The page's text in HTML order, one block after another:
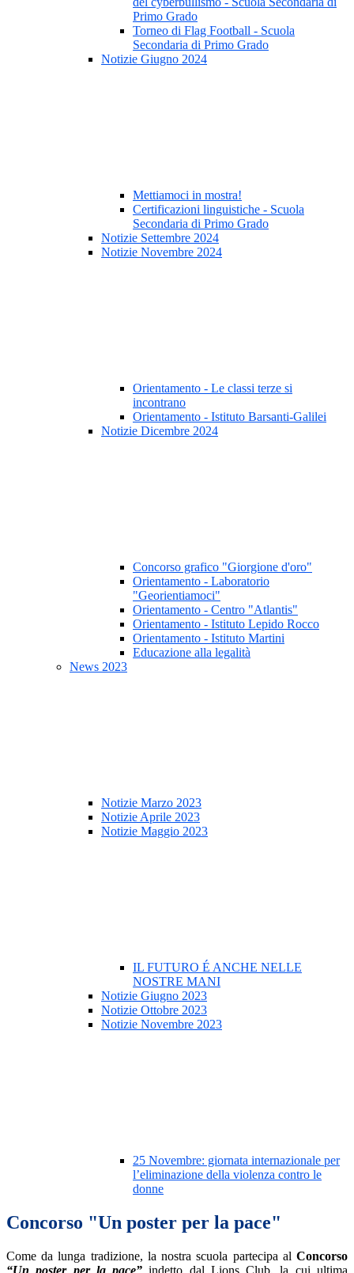
Primo Grado
Torneo di Flag Football - Scuola
Secondaria di Primo Grado
Notizie Giugno 2024
Mettiamoci in mostra!
Certificazioni linguistiche - Scuola
Secondaria di Primo Grado
Notizie Settembre 2024
Notizie Novembre 2024
Orientamento - Le classi terze si
incontrano
Orientamento - Istituto Barsanti-Galilei
Notizie Dicembre 2024
Concorso grafico "Giorgione d'oro"
Orientamento - Laboratorio
"Georientiamoci"
Orientamento - Centro "Atlantis"
Orientamento - Istituto Lepido Rocco
Orientamento - Istituto Martini
Educazione alla legalità
News 2023
Notizie Marzo 2023
Notizie Aprile 2023
Notizie Maggio 2023
IL FUTURO É ANCHE NELLE
NOSTRE MANI
Notizie Giugno 2023
Notizie Ottobre 2023
Notizie Novembre 2023
25 Novembre: giornata internazionale per
l’eliminazione della violenza contro le
donne
Concorso "Un poster per la pace"
Come da lunga tradizione, la nostra scuola partecipa al Concorso